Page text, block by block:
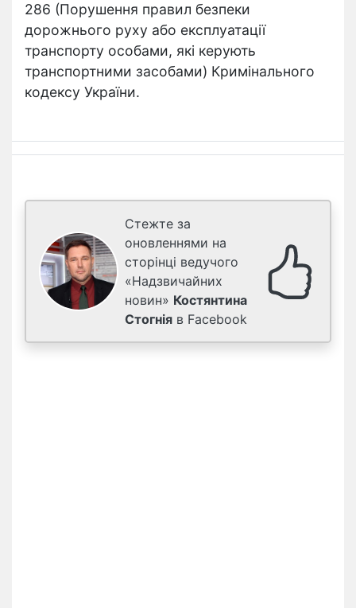
286 (Порушення правил безпеки
дорожнього руху або експлуатації
транспорту особами, які керують
транспортними засобами) Кримінального
кодексу України.
Стежте за
оновленнями на
сторінці ведучого
«Надзвичайних
новин» Костянтина
Стогнія в Facebook